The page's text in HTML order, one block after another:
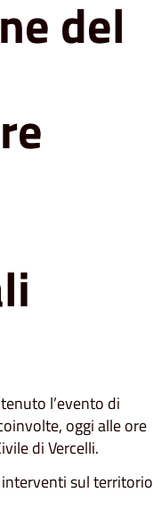
del
l’evento di
oggi alle ore
di Vercelli.
sul territorio